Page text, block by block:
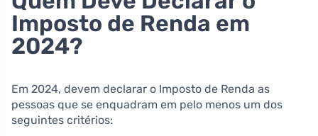
Imposto de Renda em
2024?
Em 2024, devem declarar o Imposto de Renda as
pessoas que se enquadram em pelo menos um dos
seguintes critérios: